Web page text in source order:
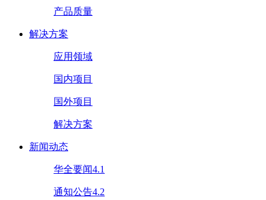
产品质量
解决方案
应用领域
国内项目
国外项目
解决方案
新闻动态
华全要闻4.1
通知公告4.2